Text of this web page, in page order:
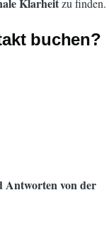
Klarheitzu finden.
buchen?
Antworten von der